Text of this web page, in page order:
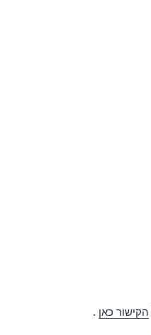
הקישור כאן .